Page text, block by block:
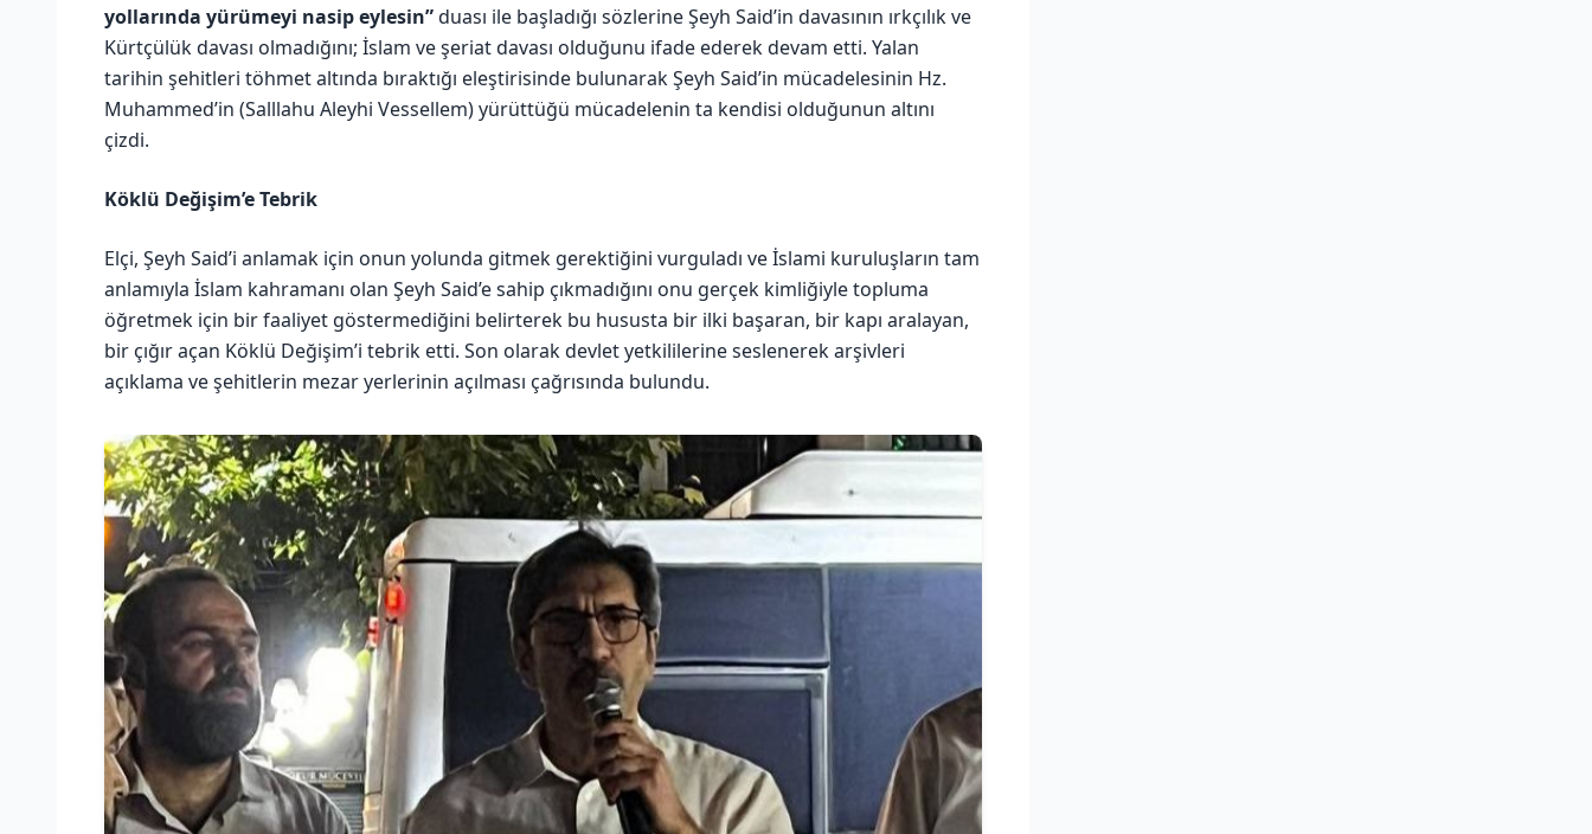
yollarında yürümeyi nasip eylesin”duası ile başladığı sözlerine Şeyh Said’in davasının ırkçılık ve
Kürtçülük davası olmadığını; İslam ve şeriat davası olduğunu ifade ederek devam etti. Yalan
tarihin şehitleri töhmet altında bıraktığı eleştirisinde bulunarak Şeyh Said’in mücadelesinin Hz.
Muhammed’in (Salllahu Aleyhi Vessellem) yürüttüğü mücadelenin ta kendisi olduğunun altını
çizdi.
Köklü Değişim’e Tebrik
Elçi, Şeyh Said’i anlamak için onun yolunda gitmek gerektiğini vurguladı ve İslami kuruluşların tam
anlamıyla İslam kahramanı olan Şeyh Said’e sahip çıkmadığını onu gerçek kimliğiyle topluma
öğretmek için bir faaliyet göstermediğini belirterek bu hususta bir ilki başaran, bir kapı aralayan,
bir çığır açan Köklü Değişim’i tebrik etti. Son olarak devlet yetkililerine seslenerek arşivleri
açıklama ve şehitlerin mezar yerlerinin açılması çağrısında bulundu.